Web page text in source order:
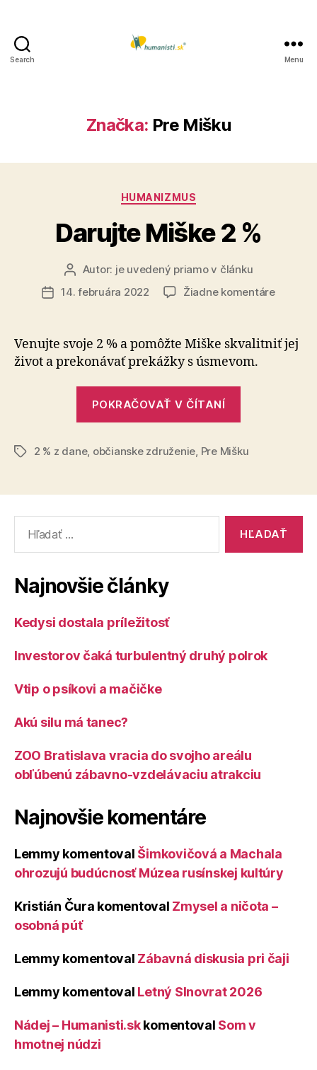
Search Menu
Značka: Pre Mišku
Kategórie
HUMANIZMUS
Darujte Miške 2 %
Autor
článku
Autor: je uvedený priamo v článku
Dátum
14. februára 2022 Žiadne komentárena
2
Venujte svoje 2 % a pomôžte Miške skvalitniť jej
život a prekonávať prekážky s úsmevom.
POKRAČOVAŤ V ČÍTANÍ
%“
Značky2 % z dane, občianske združenie, Pre Mišku
Najnovšie články
Kedysi dostala príležitosť
Investorov čaká turbulentný druhý polrok
Vtip o psíkovi a mačičke
Akú silu má tanec?
ZOO Bratislava vracia do svojho areálu
obľúbenú zábavno-vzdelávaciu atrakciu
Najnovšie komentáre
Lemmy komentoval Šimkovičová a Machala
ohrozujú budúcnosť Múzea rusínskej kultúry
Kristián Čura komentoval Zmysel a ničota –
osobná púť
Lemmy komentoval Zábavná diskusia pri čaji
Lemmy komentoval Letný Slnovrat 2026
Nádej – Humanisti.skkomentoval Som v
hmotnej núdzi